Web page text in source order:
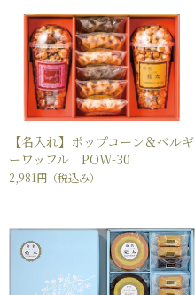
【名入れ】ポップコーン＆ベルギ
ーワッフル POW-30
2,981円 （税込み）